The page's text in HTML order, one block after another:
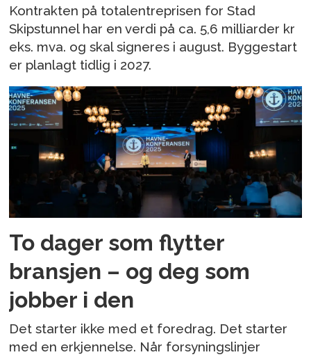
Kontrakten på totalentreprisen for Stad
Skipstunnel har en verdi på ca. 5,6 milliarder kr
eks. mva. og skal signeres i august. Byggestart
er planlagt tidlig i 2027.
To dager som flytter
bransjen – og deg som
jobber i den
Det starter ikke med et foredrag. Det starter
med en erkjennelse. Når forsyningslinjer